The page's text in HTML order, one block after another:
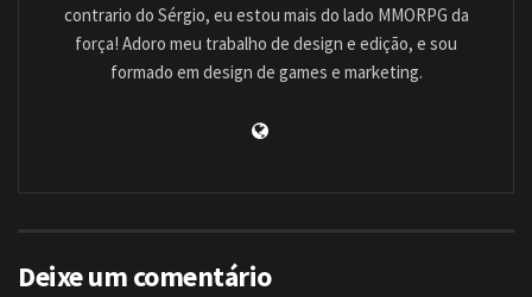
contrario do Sérgio, eu estou mais do lado MMORPG da
força! Adoro meu trabalho de design e edição, e sou
formado em design de games e marketing.
Deixe um comentário